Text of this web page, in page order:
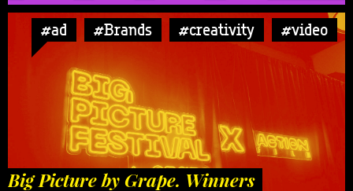
#ad #Brands #creativity #video
Big Picture by Grape. Winners